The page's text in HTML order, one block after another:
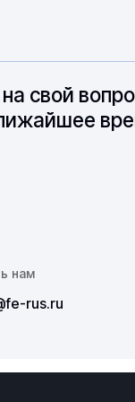
свой
нам
rus.ru